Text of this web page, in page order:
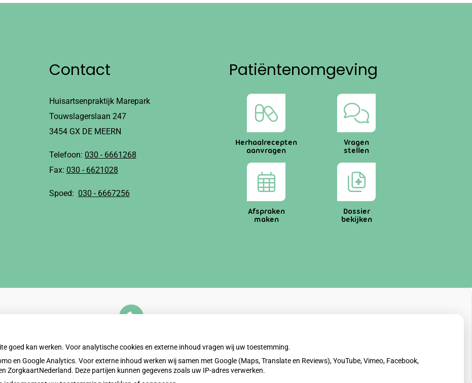
Contact
Huisartsenpraktijk Marepark
Touwslagerslaan 247
3454 GX DE MEERN
Telefoon: 030 - 6661268
Fax: 030 - 6621028
Spoed: 030 - 6667256
Patiëntenomgeving
Herhaalrecepten
aanvragen
Vragen
stellen
Afspraken
maken
Dossier
bekijken
externe inhoud
die nodig is om dit te zien.
Cookie-instellingen wijzigen
goed kan werken. Voor analytische cookies en externe inhoud vragen wij uw toestemming.
en Google Analytics. Voor externe inhoud werken wij samen met Google (Maps, Translate en Reviews), YouTube, Vimeo, Facebook,
ZorgkaartNederland. Deze partijen kunnen gegevens zoals uw IP-adres verwerken.